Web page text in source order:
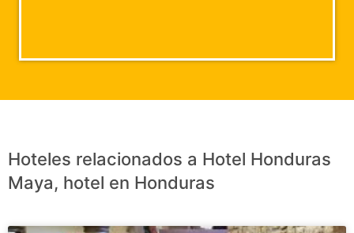
Hoteles relacionados a Hotel Honduras
Maya, hotel en Honduras